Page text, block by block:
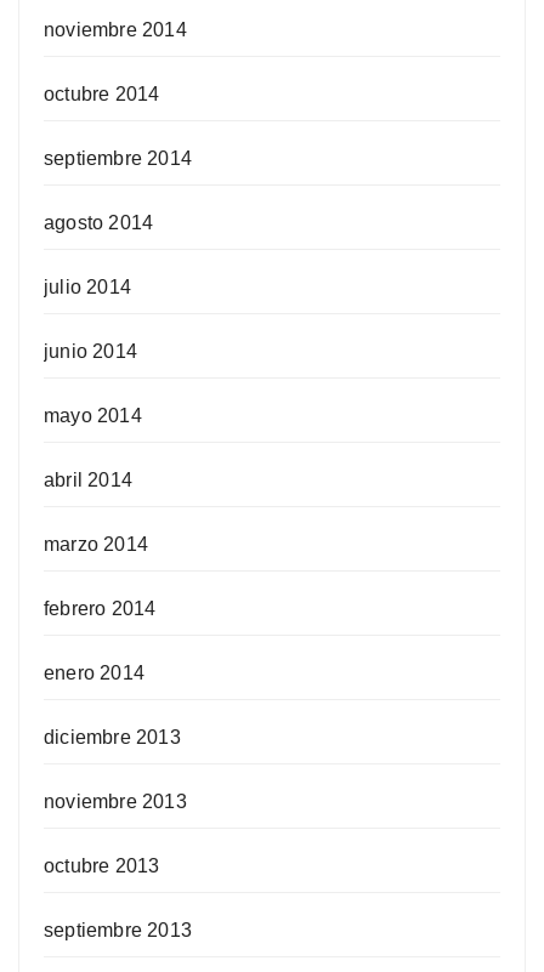
noviembre 2014
octubre 2014
septiembre 2014
agosto 2014
julio 2014
junio 2014
mayo 2014
abril 2014
marzo 2014
febrero 2014
enero 2014
diciembre 2013
noviembre 2013
octubre 2013
septiembre 2013